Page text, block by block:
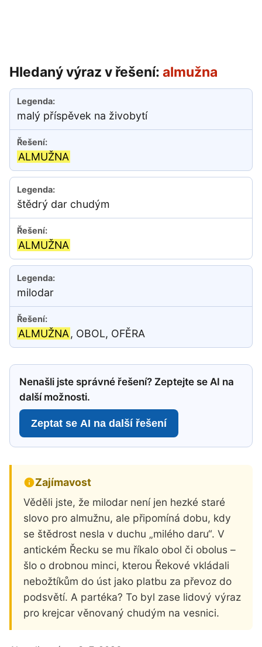
Hledaný výraz v řešení: almužna
malý příspěvek na živobytí
ALMUŽNA
štědrý dar chudým
ALMUŽNA
milodar
ALMUŽNA, OBOL, OFĚRA
Nenašli jste správné řešení? Zeptejte se AI na
další možnosti.
Zeptat se AI na další řešení
Zajímavost
Věděli jste, že milodar není jen hezké staré
slovo pro almužnu, ale připomíná dobu, kdy
se štědrost nesla v duchu „milého daru“. V
antickém Řecku se mu říkalo obol či obolus –
šlo o drobnou minci, kterou Řekové vkládali
nebožtíkům do úst jako platbu za převoz do
podsvětí. A partéka? To byl zase lidový výraz
pro krejcar věnovaný chudým na vesnici.